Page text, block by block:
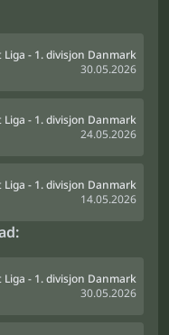
Liga - 1. divisjon Danmark
30.05.2026
Liga - 1. divisjon Danmark
24.05.2026
Liga - 1. divisjon Danmark
14.05.2026
Liga - 1. divisjon Danmark
30.05.2026